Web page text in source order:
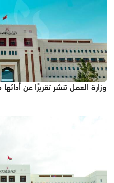
وزارة العمل تنشر تقريرًا عن أدائها